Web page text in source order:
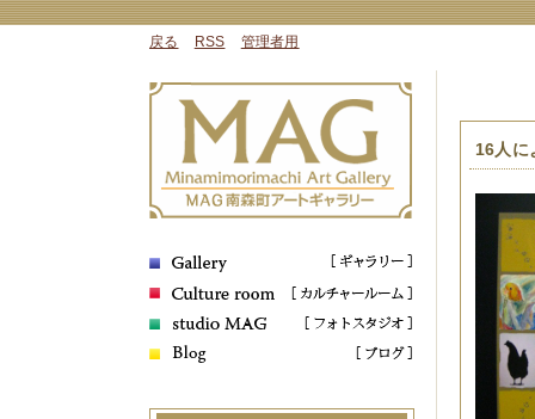
戻る RSS 管理者用
16人に